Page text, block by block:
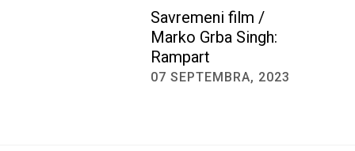
Savremeni film /
Marko Grba Singh:
Rampart
07 SEPTEMBRA, 2023